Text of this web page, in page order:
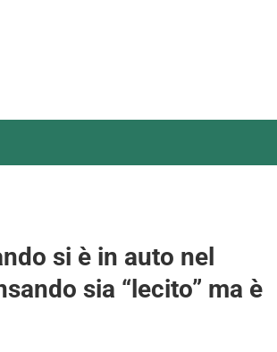
si è in auto nel
sia “lecito” ma è